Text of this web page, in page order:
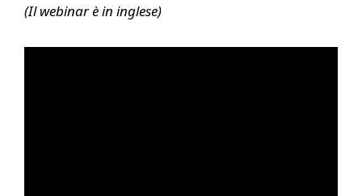
(Il webinar è in inglese)